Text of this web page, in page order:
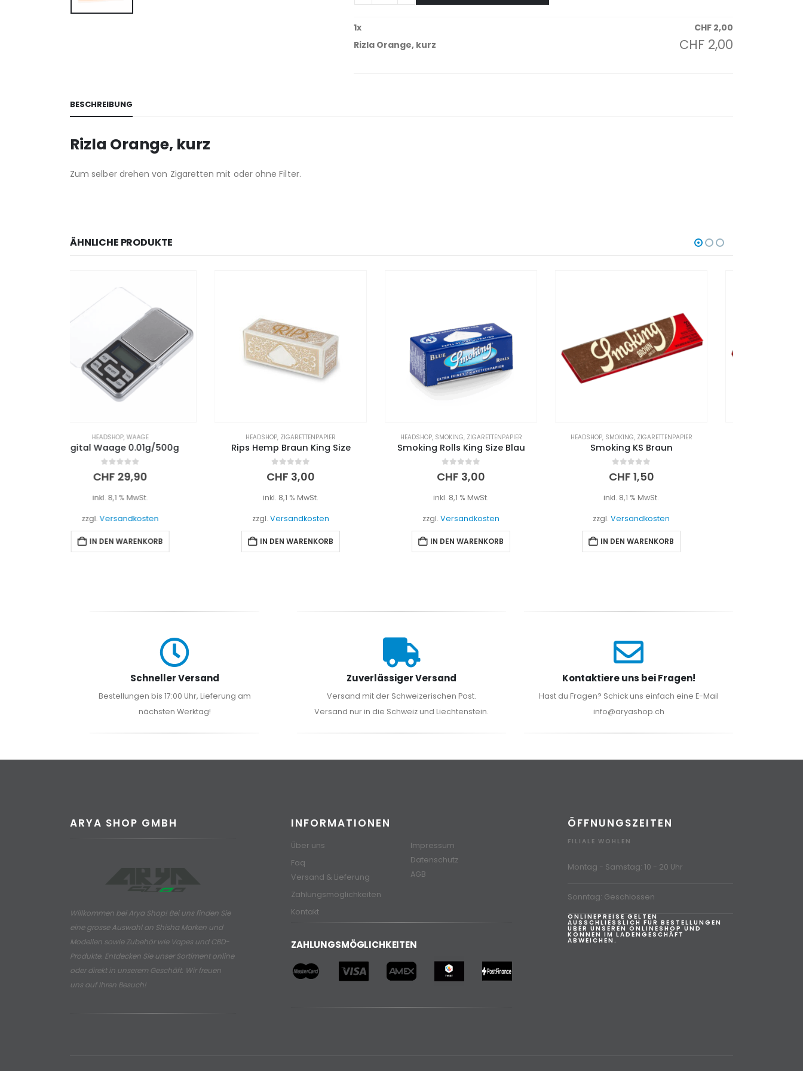
1x CHF 2,00
Rizla Orange, kurz
CHF 2,00
BESCHREIBUNG
Rizla Orange, kurz
Zum selber drehen von Zigaretten mit oder ohne Filter.
ÄHNLICHE PRODUKTE
HEADSHOP,ZIGARETTENPAPIER
Rips Hemp Braun King Size
0 out of 5
CHF3,00
inkl. 8,1 % MwSt.
zzgl.Versandkosten
IN DEN WARENKORB
HEADSHOP,SMOKING,ZIGARETTENPAPIER
Smoking Rolls King Size Blau
out of 5
CHF
inkl. 8,1 % MwSt.
zzgl.Versandkosten
IN DEN WARENKORB
HEADSHOP,SMOKING,ZIGARETTENPAPIER
Smoking KS Braun
out of 5
CHF
inkl. 8,1 % MwSt.
zzgl.Versandkosten
IN DEN WARENKORB
HEADSHOP,SMOKING,ZIGARETTENPAPIER
Smoking KS Deluxe
0out of 5
CHF
inkl. 8,1 % MwSt.
zzgl.Versandkosten
IN DEN WARENKORB
Schneller Versand
Bestellungen bis 17:00 Uhr, Lieferung am
nächsten Werktag!
Zuverlässiger Versand
Versand mit der Schweizerischen Post.
Versand nur in die Schweiz und Liechtenstein.
Kontaktiere uns bei Fragen!
Hast du Fragen? Schick uns einfach eine E-Mail
info@aryashop.ch
ARYA SHOP GMBH
Willkommen bei Arya Shop! Bei uns finden Sie
eine grosse Auswahl an Shisha Marken und
Modellen sowie Zubehör wie Vapes und CBD-
Produkte. Entdecken Sie unser Sortiment online
oder direkt in unserem Geschäft. Wir freuen
uns auf Ihren Besuch!
INFORMATIONEN
Über uns
Faq
Versand & Lieferung
Zahlungsmöglichkeiten
Kontakt
Impressum
Datenschutz
AGB
ZAHLUNGSMÖGLICHKEITEN
ÖFFNUNGSZEITEN
FILIALE WOHLEN
Montag - Samstag: 10 - 20 Uhr
Sonntag: Geschlossen
ONLINEPREISE GELTEN
AUSSCHLIESSLICH FÜR BESTELLUNGEN
ÜBER UNSEREN ONLINESHOP UND
KÖNNEN IM LADENGESCHÄFT
ABWEICHEN.